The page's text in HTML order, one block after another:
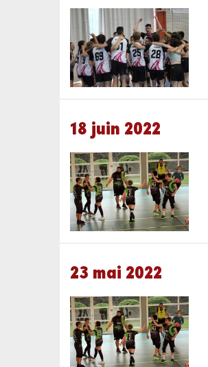
18 juin 2022
23 mai 2022